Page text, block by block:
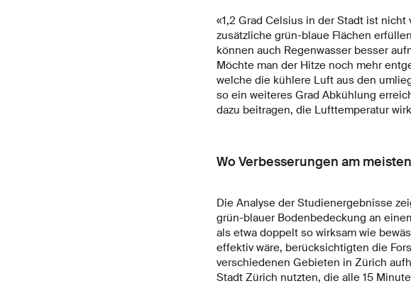
«1,2 Grad Celsius in der Stadt ist
zusätzliche grün-blaue Flächen
können auch Regenwasser besser
Möchte man der Hitze noch mehr
welche die kühlere Luft aus den
so ein weiteres Grad Abkühlung
dazu beitragen, die Lufttemperatur
Wo Verbesserungen am
Die Analyse der Studienergebnisse
grün-blauer Bodenbedeckung an
als etwa doppelt so wirksam wie
effektiv wäre, berücksichtigten die
verschiedenen Gebieten in Zürich
Stadt Zürich nutzten, die alle 15